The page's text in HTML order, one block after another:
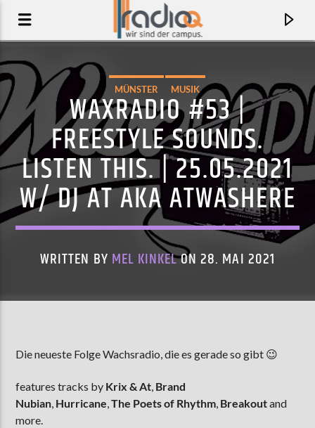
AKTUELLER TRACK
POMME
MOEBIUS
00:00 09:00
MÜNSTER MUSIK
WAXRADIO #53 |
FREESTYLE SOUNDS.
LISTEN THIS. | 25.05.2021
W/ DJ AT AKA ATWASHERE
WRITTEN BY MEL KINKELON 28. MAI 2021
Die neueste Folge Wachsradio, die es gerade so gibt 😉
features tracks by Krix & At, Brand
Nubian, Hurricane,The Poets of Rhythm, Breakoutand
more.